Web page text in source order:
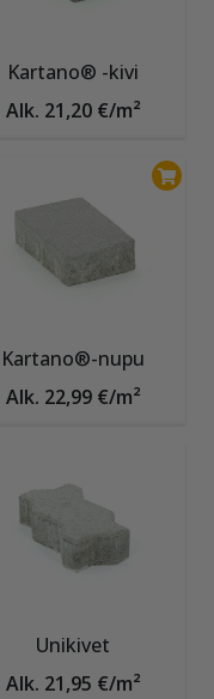
Kartano® -kivi
Alk. 21,20 €/m²
Kartano®-nupu
Alk. 22,99 €/m²
Unikivet
Alk. 21,95 €/m²